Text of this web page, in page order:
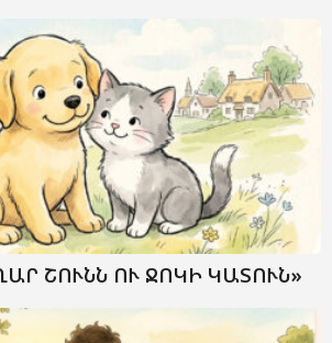
ՇՈՒՆՆ ՈՒ ՋՈԿԻ ԿԱՏՈՒՆ»